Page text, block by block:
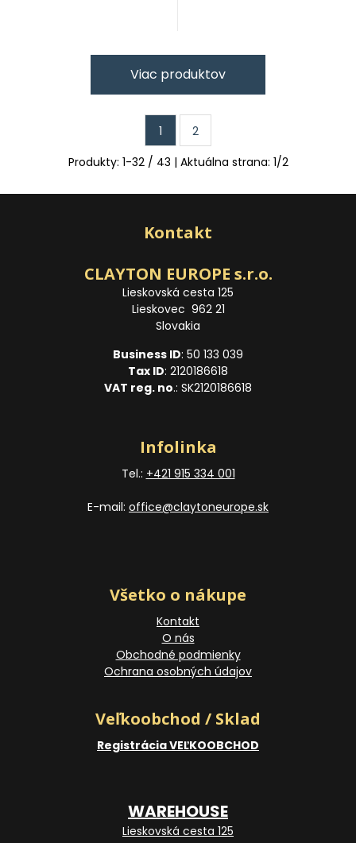
Viac produktov
1
2
Produkty: 1-32/ 43 | Aktuálna strana: 1/2
Kontakt
CLAYTON EUROPE s.r.o.
Lieskovská cesta 125
Lieskovec 962 21
Slovakia
Business ID: 50 133 039
Tax ID: 2120186618
VAT reg. no.: SK2120186618
Infolinka
Tel.: +421 915 334 001
E-mail: office@claytoneurope.sk
Všetko o nákupe
Kontakt
O nás
Obchodné podmienky
Ochrana osobných údajov
Veľkoobchod / Sklad
Registrácia VEĽKOOBCHOD
WAREHOUSE
Lieskovská cesta 125